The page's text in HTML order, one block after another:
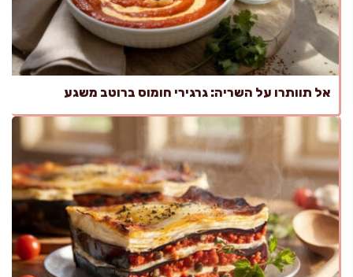
אל תוותרו על השריה: גרגירי חומוס ברוטב משגע